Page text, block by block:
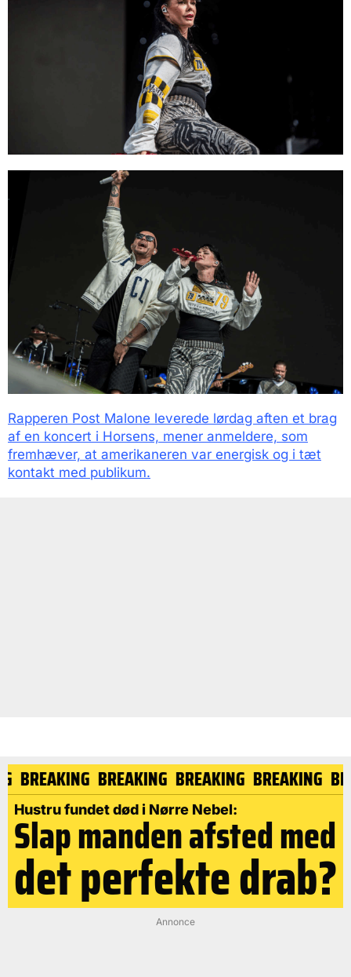
Rapperen Post Malone leverede lørdag aften et brag
af en koncert i Horsens, mener anmeldere, som
fremhæver, at amerikaneren var energisk og i tæt
kontakt med publikum.
BREAKING BREAKING BREAKING BREAKING
Hustru fundet død i Nørre Nebel:
Slap manden afsted med
det perfekte drab?
Annonce